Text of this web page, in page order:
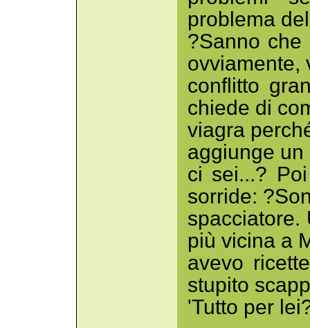
problema
?Sanno che
ovviamente,
conflitto
chiede di
viagra
aggiunge un
ci sei...?
sorride:
spacciatore.
più vicina a
avevo
stupito
'Tutto per